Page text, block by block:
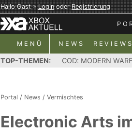
Hallo Gast »LoginoderRegistrierung
MENÜ NEWS REVIEWS
TOP-THEMEN: COD: MODERN
Portal / News / Vermischtes
Electronic Arts